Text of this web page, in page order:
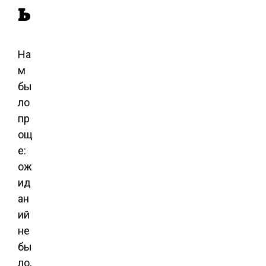
ь
На
м
бы
ло
пр
ощ
е:
ож
ид
ан
ий
не
бы
ло,